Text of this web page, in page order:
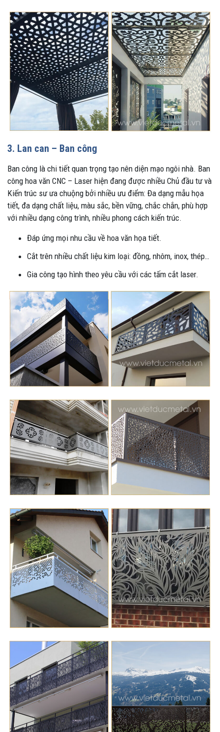
3. Lan can – Ban công
Ban công là chi tiết quan trọng tạo nên diện mạo ngôi nhà. Ban
công hoa văn CNC – Laser hiện đang được nhiều Chủ đầu tư và
Kiến trúc sư ưa chuộng bởi nhiều ưu điểm: Đa dạng mẫu họa
tiết, đa dạng chất liệu, màu sắc, bền vững, chắc chắn, phù hợp
với nhiều dạng công trình, nhiều phong cách kiến trúc.
Đáp ứng mọi nhu cầu về hoa văn họa tiết.
Cắt trên nhiều chất liệu kim loại: đồng, nhôm, inox, thép…
Gia công tạo hình theo yêu cầu với các tấm cắt laser.